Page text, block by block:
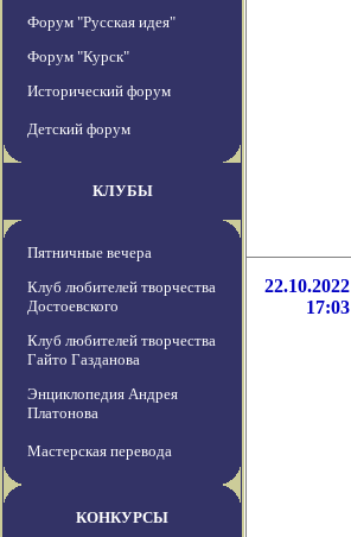
Форум "Русская идея"
Форум "Курск"
Исторический форум
Детский форум
КЛУБЫ
Пятничные вечера
Клуб любителей творчества
Достоевского
Клуб любителей творчества
Гайто Газданова
Энциклопедия Андрея
Платонова
Мастерская перевода
КОНКУРСЫ
22.10.2022
17:03